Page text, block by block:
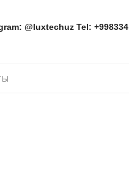
@luxtechuz Tel: